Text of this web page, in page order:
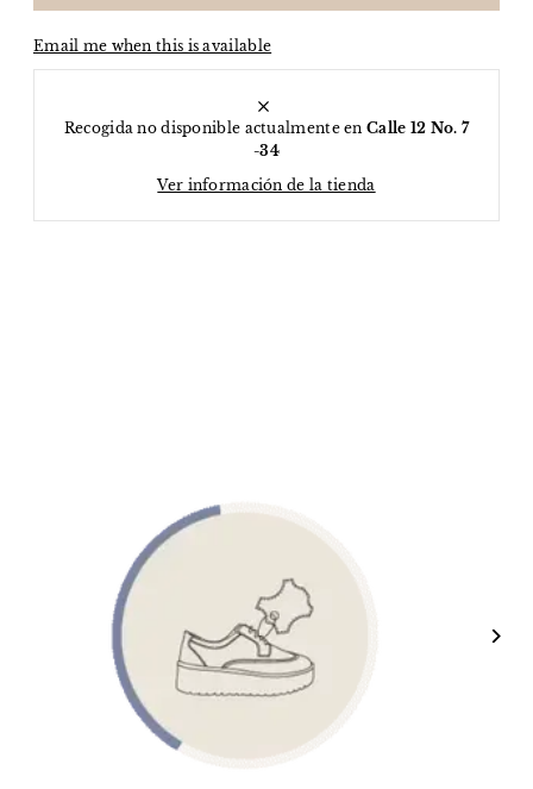
Email me when this is available
Recogida no disponible actualmente enCalle 12 No. 7
-34
Ver información de la tienda